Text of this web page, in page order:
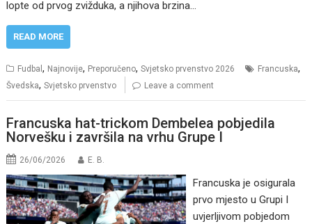
lopte od prvog zvižduka, a njihova brzina…
READ MORE
Fudbal, Najnovije, Preporučeno,Svjetsko prvenstvo 2026 Francuska,
Švedska,Svjetsko prvenstvo Leave a comment
Francuska hat-trickom Dembelea pobjedila
Norvešku i završila na vrhu Grupe I
26/06/2026 E. B.
Francuska je osigurala
prvo mjesto u Grupi I
uvjerljivom pobjedom